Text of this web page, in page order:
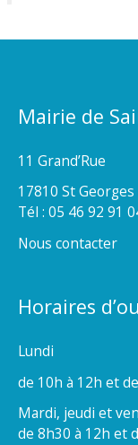
Mairie de
11 Grand’Rue
17810 St
Tél : 05 46 92 91
Nous contacter
Horaires
Lundi
de 10h à 12h et
Mardi, jeudi et
de 8h30 à 12h et